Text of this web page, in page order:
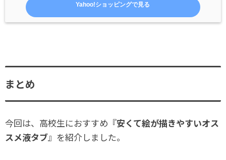
Yahoo!ショッピングで見る
まとめ
今回は、高校生におすすめ『安くて絵が描きやすいオス
スメ液タブ』を紹介しました。